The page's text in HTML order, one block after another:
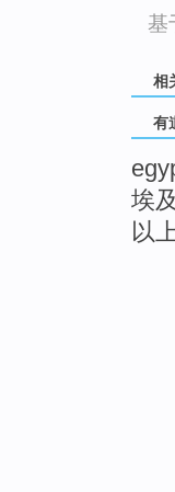
基
相
有
埃
以